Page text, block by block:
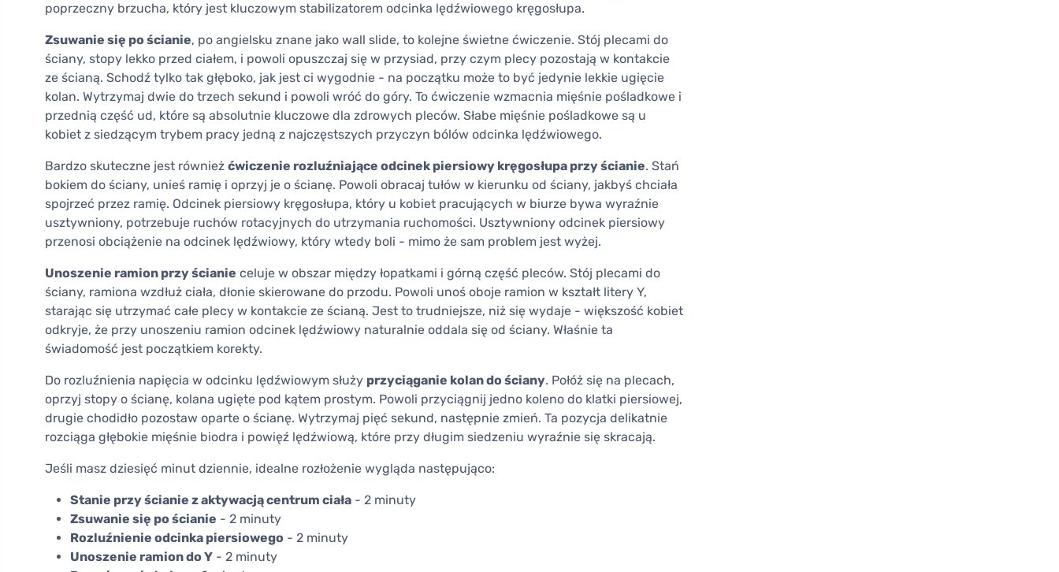
poprzeczny brzucha, który jest kluczowym stabilizatorem odcinka lędźwiowego kręgosłupa.
Zsuwanie się po ścianie, po angielsku znane jako wall slide, to kolejne świetne ćwiczenie. Stój plecami do
ściany, stopy lekko przed ciałem, i powoli opuszczaj się w przysiad, przy czym plecy pozostają w kontakcie
ze ścianą. Schodź tylko tak głęboko, jak jest ci wygodnie - na początku może to być jedynie lekkie ugięcie
kolan. Wytrzymaj dwie do trzech sekund i powoli wróć do góry. To ćwiczenie wzmacnia mięśnie pośladkowe i
przednią część ud, które są absolutnie kluczowe dla zdrowych pleców. Słabe mięśnie pośladkowe są u
kobiet z siedzącym trybem pracy jedną z najczęstszych przyczyn bólów odcinka lędźwiowego.
Bardzo skuteczne jest również ćwiczenie rozluźniające odcinek piersiowy kręgosłupa przy ścianie. Stań
bokiem do ściany, unieś ramię i oprzyj je o ścianę. Powoli obracaj tułów w kierunku od ściany, jakbyś chciała
spojrzeć przez ramię. Odcinek piersiowy kręgosłupa, który u kobiet pracujących w biurze bywa wyraźnie
usztywniony, potrzebuje ruchów rotacyjnych do utrzymania ruchomości. Usztywniony odcinek piersiowy
przenosi obciążenie na odcinek lędźwiowy, który wtedy boli - mimo że sam problem jest wyżej.
Unoszenie ramion przy ścianie celuje w obszar między łopatkami i górną część pleców. Stój plecami do
ściany, ramiona wzdłuż ciała, dłonie skierowane do przodu. Powoli unoś oboje ramion w kształt litery Y,
starając się utrzymać całe plecy w kontakcie ze ścianą. Jest to trudniejsze, niż się wydaje - większość kobiet
odkryje, że przy unoszeniu ramion odcinek lędźwiowy naturalnie oddala się od ściany. Właśnie ta
świadomość jest początkiem korekty.
Do rozluźnienia napięcia w odcinku lędźwiowym służy przyciąganie kolan do ściany. Połóż się na plecach,
oprzyj stopy o ścianę, kolana ugięte pod kątem prostym. Powoli przyciągnij jedno koleno do klatki piersiowej,
drugie chodidło pozostaw oparte o ścianę. Wytrzymaj pięć sekund, następnie zmień. Ta pozycja delikatnie
rozciąga głębokie mięśnie biodra i powięź lędźwiową, które przy długim siedzeniu wyraźnie się skracają.
Jeśli masz dziesięć minut dziennie, idealne rozłożenie wygląda następująco:
Stanie przy ścianie z aktywacją centrum ciała - 2 minuty
Zsuwanie się po ścianie - 2 minuty
Rozluźnienie odcinka piersiowego - 2 minuty
Unoszenie ramion do Y - 2 minuty